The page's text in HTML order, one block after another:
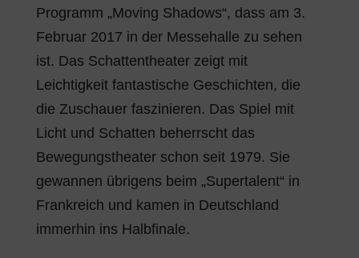
Programm „Moving Shadows“, dass am 3.
Februar 2017 in der Messehalle zu sehen
ist. Das Schattentheater zeigt mit
Leichtigkeit fantastische Geschichten, die
die Zuschauer faszinieren. Das Spiel mit
Licht und Schatten beherrscht das
Bewegungstheater schon seit 1979. Sie
gewannen übrigens beim „Supertalent“ in
Frankreich und kamen in Deutschland
immerhin ins Halbfinale.